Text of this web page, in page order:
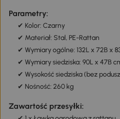
Parametry:
✔ Kolor: Czarny
✔ Materiał: Stal, PE-Rattan
✔ Wymiary ogólne: 132L x 72B x
✔ Wymiary siedziska: 90L x 47B
✔ Wysokość siedziska (bez
✔ Nośność: 260 kg
Zawartość przesyłki: